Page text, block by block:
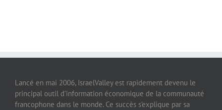
Lancé en mai 2006, IsraelValley est rapidement devenu le
principal outil d’information économique de la communauté
francophone dans le monde. Ce succès s’explique par sa